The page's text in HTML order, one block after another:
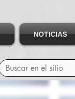
NOTICIAS